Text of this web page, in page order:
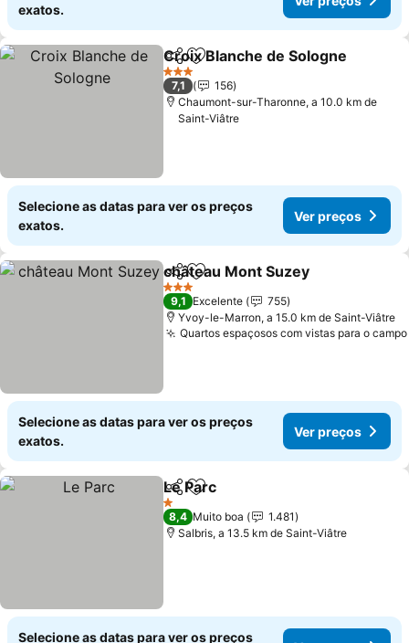
exatos.
PartilharAdicionar aos favoritos
Croix Blanche de Sologne
3 Estrelas
7,1
156
Chaumont-sur-Tharonne, a 10.0 km de
Saint-Viâtre
Selecione as datas para ver os preços
exatos.
Ver preços
PartilharAdicionar aos favoritos
château Mont Suzey
3 Estrelas
9,1 Excelente
755
Yvoy-le-Marron, a 15.0 km de Saint-Viâtre
Quartos espaçosos com vistas para o campo
Selecione as datas para ver os preços
exatos.
Ver preços
PartilharAdicionar aos favoritos
Le Parc
1 Estrelas
8,4 Muito boa
1.481
Salbris, a 13.5 km de Saint-Viâtre
Selecione as datas para ver os preços